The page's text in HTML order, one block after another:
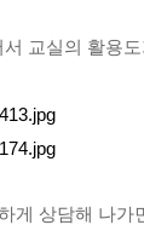
교실의 활용
게 상담해 나가